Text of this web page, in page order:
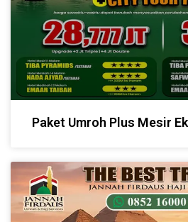
Paket Umroh Plus Mesir